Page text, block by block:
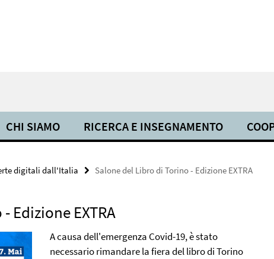
CHI SIAMO RICERCA E INSEGNAMENTO
digitali dall'Italia Salone del Libro di Torino - Edizione EXTRA
Edizione EXTRA
A causa dell'emergenza Covid-19, è stato
necessario rimandare la fiera del libro di Torino